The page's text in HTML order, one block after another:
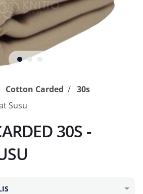
Cotton Carded
30s
Susu
30S -